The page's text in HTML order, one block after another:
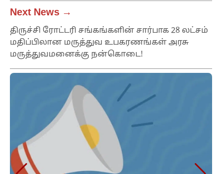
Next News →
திருச்சி ரோட்டரி சங்கங்களின் சார்பாக 28 லட்சம்
மதிப்பிலான மருத்துவ உபகரணங்கள் அரசு
மருத்துவமனைக்கு நன்கொடை!